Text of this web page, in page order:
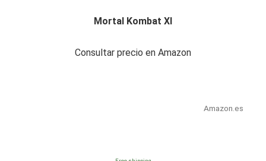
Mortal Kombat Xl
Consultar precio en Amazon
Amazon.es